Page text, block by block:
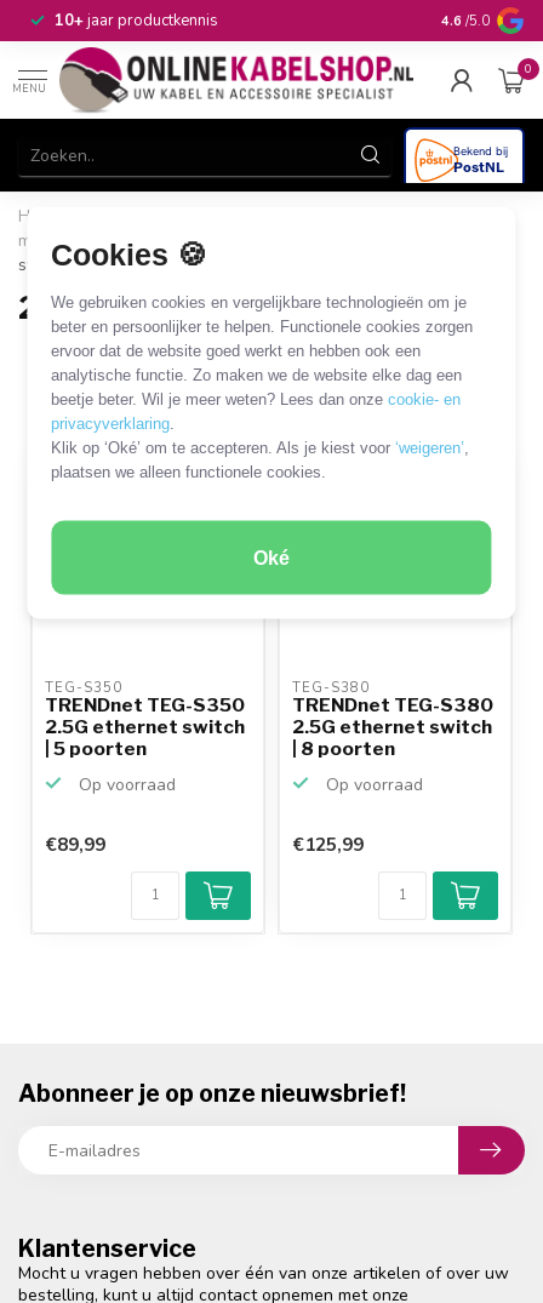
Cookies 🍪
We gebruiken cookies en vergelijkbare technologieën om je
beter en persoonlijker te helpen. Functionele cookies zorgen
ervoor dat de website goed werkt en hebben ook een
analytische functie. Zo maken we de website elke dag een
beetje beter. Wil je meer weten? Lees dan onzecookie- en
privacyverklaring
Klik op ‘Oké’ om te accepteren. Als je kiest voor‘weigeren’
plaatsen we alleen functionele cookies.
Oké
10+jaar productkennis 4.6 /5.0
MENU
0
Home
modems en routers
Ethernet switch
switch
2.5G Gigabit ethernet switch
2 PRODUCTEN
Filters SORTEER OP
TEG-S350
TRENDnet TEG-S350
2.5G ethernet switch
| 5 poorten
Op voorraad
€89,99
TEG-S380
TRENDnet TEG-S380
2.5G ethernet switch
| 8 poorten
Op voorraad
€125,99
Klantenservice
Mocht u vragen hebben over één van onze artikelen of over uw
bestelling, kunt u altijd contact opnemen met onze
Abonneer je op onze nieuwsbrief!